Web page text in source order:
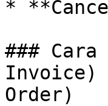
*
### Cara
Invoice)
Order)